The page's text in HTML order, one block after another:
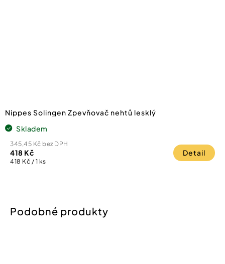
Nippes Solingen Zpevňovač nehtů lesklý
Skladem
345,45 Kč bez DPH
418 Kč
Měrná
418 Kč / 1 ks
Detail